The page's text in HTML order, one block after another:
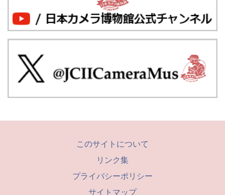
このサイトについて
リンク集
プライバシーポリシー
サイトマップ